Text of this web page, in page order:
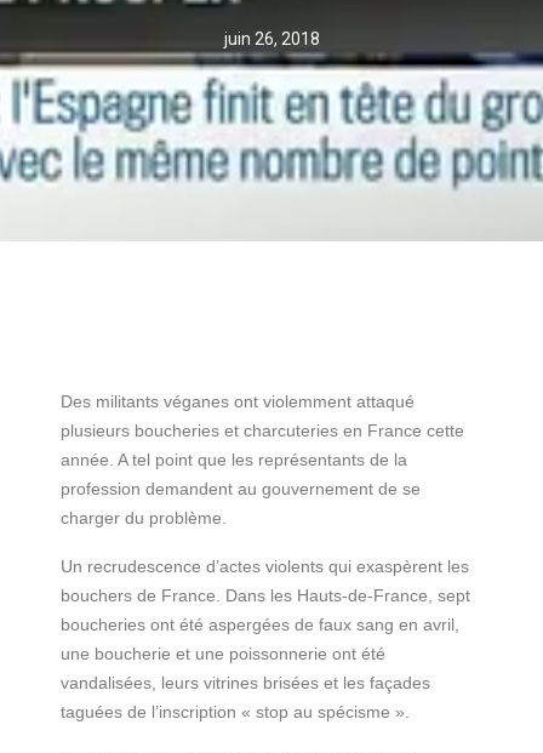
juin 26, 2018
Des militants véganes ont violemment attaqué
plusieurs boucheries et charcuteries en France cette
année. A tel point que les représentants de la
profession demandent au gouvernement de se
charger du problème.
Un recrudescence d’actes violents qui exaspèrent les
bouchers de France. Dans les Hauts-de-France, sept
boucheries ont été aspergées de faux sang en avril,
une boucherie et une poissonnerie ont été
vandalisées, leurs vitrines brisées et les façades
taguées de l’inscription « stop au spécisme ».